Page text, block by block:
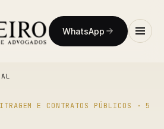
WhatsApp
E CONTRATOS PÚBLICOS · 5